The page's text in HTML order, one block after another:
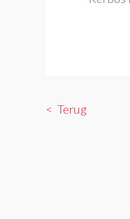
Terug